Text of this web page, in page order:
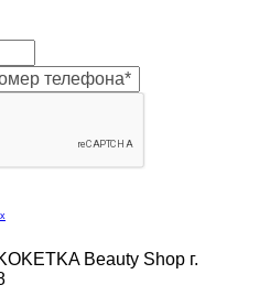
Beauty Shop г.